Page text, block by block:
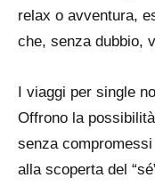
relax o avventura,
che, senza dubbio,
I viaggi per single
Offrono la
senza
alla scoperta del